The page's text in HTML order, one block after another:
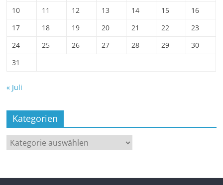
10
11 12 13 14 15
16
17
18 19 20 21 22
23
24
25 26 27 28 29
30
31
« Juli
Kategorien
Kategorien